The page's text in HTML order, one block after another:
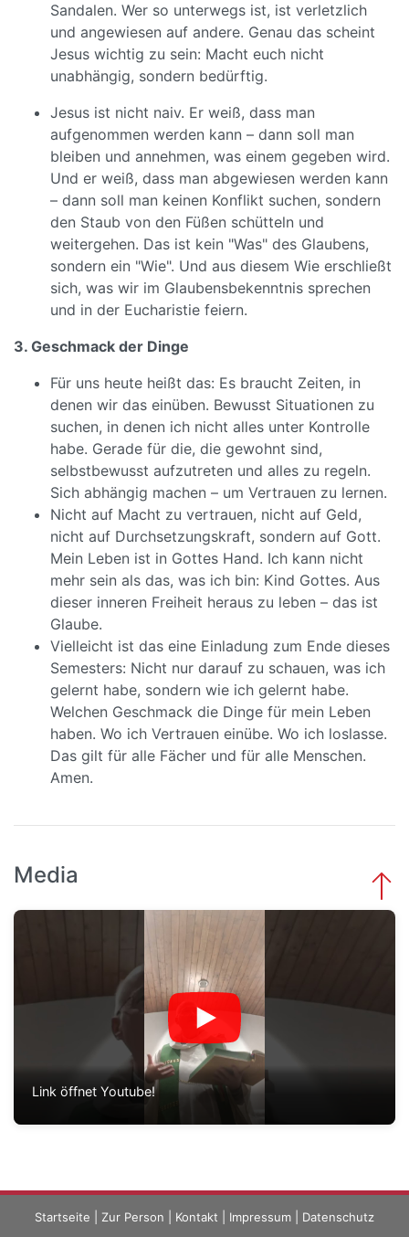
Sandalen. Wer so unterwegs ist, ist verletzlich
und angewiesen auf andere. Genau das scheint
Jesus wichtig zu sein: Macht euch nicht
unabhängig, sondern bedürftig.
Jesus ist nicht naiv. Er weiß, dass man
aufgenommen werden kann – dann soll man
bleiben und annehmen, was einem gegeben wird.
Und er weiß, dass man abgewiesen werden kann
– dann soll man keinen Konflikt suchen, sondern
den Staub von den Füßen schütteln und
weitergehen. Das ist kein "Was" des Glaubens,
sondern ein "Wie". Und aus diesem Wie erschließt
sich, was wir im Glaubensbekenntnis sprechen
und in der Eucharistie feiern.
3. Geschmack der Dinge
Für uns heute heißt das: Es braucht Zeiten, in
denen wir das einüben. Bewusst Situationen zu
suchen, in denen ich nicht alles unter Kontrolle
habe. Gerade für die, die gewohnt sind,
selbstbewusst aufzutreten und alles zu regeln.
Sich abhängig machen – um Vertrauen zu lernen.
Nicht auf Macht zu vertrauen, nicht auf Geld,
nicht auf Durchsetzungskraft, sondern auf Gott.
Mein Leben ist in Gottes Hand. Ich kann nicht
mehr sein als das, was ich bin: Kind Gottes. Aus
dieser inneren Freiheit heraus zu leben – das ist
Glaube.
Vielleicht ist das eine Einladung zum Ende dieses
Semesters: Nicht nur darauf zu schauen, was ich
gelernt habe, sondern wie ich gelernt habe.
Welchen Geschmack die Dinge für mein Leben
haben. Wo ich Vertrauen einübe. Wo ich loslasse.
Das gilt für alle Fächer und für alle Menschen.
Amen.
Media
Link öffnet Youtube!
Startseite Zur Person Kontakt Impressum Datenschutz